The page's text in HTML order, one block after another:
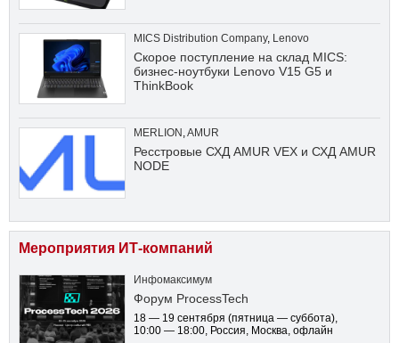
MICS Distribution Company, Lenovo
Скорое поступление на склад MICS:
бизнес-ноутбуки Lenovo V15 G5 и
ThinkBook
MERLION ,AMUR
Ресстровые СХД AMUR VEX и СХД AMUR
NODE
Мероприятия ИТ-компаний
Инфомаксимум
Форум ProcessTech
18 — 19 сентября (пятница — суббота),
10:00 — 18:00, Россия, Москва, офлайн